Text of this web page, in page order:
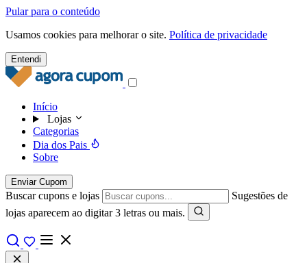
Pular para o conteúdo
Usamos cookies para melhorar o site. Política de privacidade
Entendi
Início
Lojas
Categorias
Dia dos Pais
Sobre
Enviar Cupom
Buscar cupons e lojas
Sugestões de
lojas aparecem ao digitar 3 letras ou mais.